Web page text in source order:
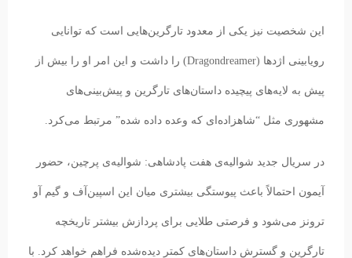
این شخصیت نیز یکی از معدود تارگرین‌هایی است که توانایی
رویابینی اژدها (Dragondreamer) را داشت و این امر او را بیش از
پیش به لایه‌های پیچیده داستان‌های تارگرین و پیش‌بینی‌های
مشهوری مثل “شاهزاده‌ای که وعده داده شده” مرتبط می‌کرد.
در سریال جدید شوالیه‌ی هفت پادشاهی: شوالیه‌ی پرچین، حضور
آیمون احتمالاً باعث پیوستگی بیشتری میان این اسپین‌آف و گیم آو
ترونز می‌شود و فرصتی طلایی برای پردازش بیشتر تاریخچه
تارگرین و گسترش داستان‌های کمتر دیده‌شده فراهم خواهد کرد. با